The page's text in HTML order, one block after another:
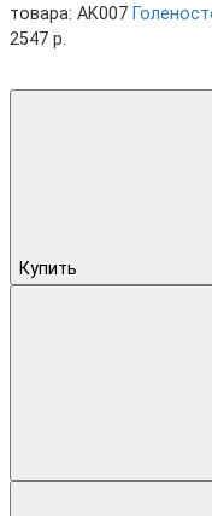
товара: AK007
2547 р.
Купить